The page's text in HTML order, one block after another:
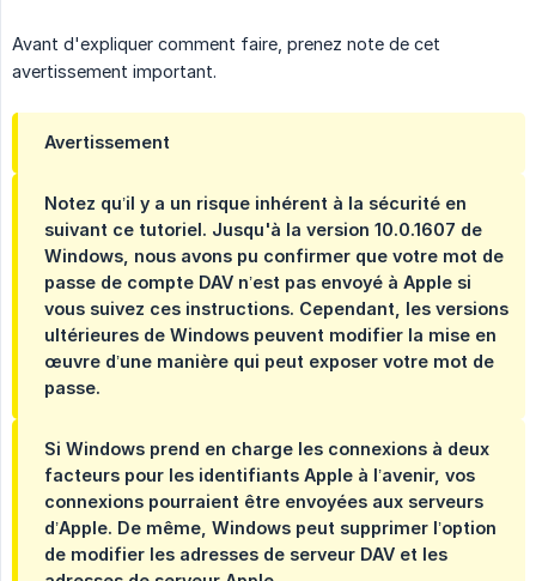
Avant d'expliquer comment faire, prenez note de cet
avertissement important.
Avertissement
Notez qu’il y a un risque inhérent à la sécurité en
suivant ce tutoriel. Jusqu'à la version 10.0.1607 de
Windows, nous avons pu confirmer que votre mot de
passe de compte DAV n’est pas envoyé à Apple si
vous suivez ces instructions. Cependant, les versions
ultérieures de Windows peuvent modifier la mise en
œuvre d’une manière qui peut exposer votre mot de
passe.
Si Windows prend en charge les connexions à deux
facteurs pour les identifiants Apple à l’avenir, vos
connexions pourraient être envoyées aux serveurs
d’Apple. De même, Windows peut supprimer l’option
de modifier les adresses de serveur DAV et les